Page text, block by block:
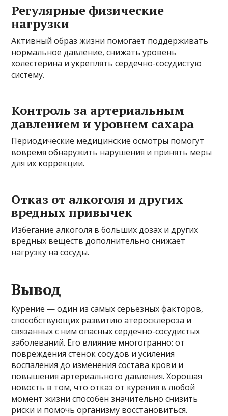
Регулярные физические
нагрузки
Активный образ жизни помогает поддерживать
нормальное давление, снижать уровень
холестерина и укреплять сердечно-сосудистую
систему.
Контроль за артериальным
давлением и уровнем сахара
Периодические медицинские осмотры помогут
вовремя обнаружить нарушения и принять меры
для их коррекции.
Отказ от алкоголя и других
вредных привычек
Избегание алкоголя в больших дозах и других
вредных веществ дополнительно снижает
нагрузку на сосуды.
Вывод
Курение — один из самых серьёзных факторов,
способствующих развитию атеросклероза и
связанных с ним опасных сердечно-сосудистых
заболеваний. Его влияние многогранно: от
повреждения стенок сосудов и усиления
воспаления до изменения состава крови и
повышения артериального давления. Хорошая
новость в том, что отказ от курения в любой
момент жизни способен значительно снизить
риски и помочь организму восстановиться.